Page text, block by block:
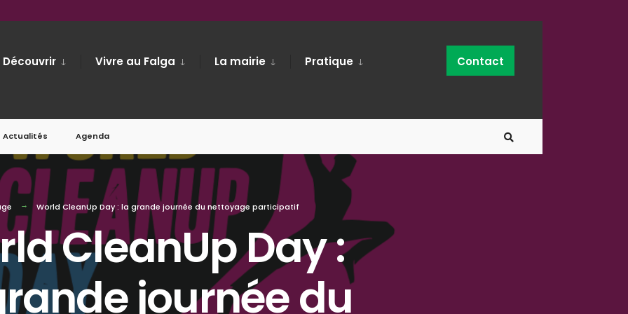
Découvrir Vivre au Falga La mairie Pratique Contact
Actualités Agenda
World CleanUp Day : la grande journée du nettoyage participatif
CleanUp Day :
journée du